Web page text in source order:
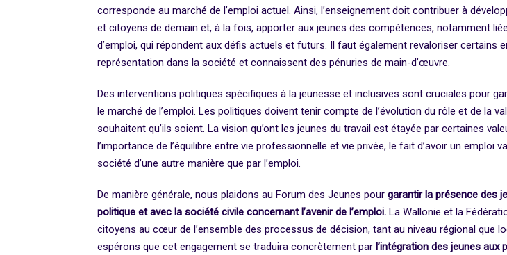
corresponde au marché de l’emploi actuel. Ainsi, l’enseignement doit contribuer à
et citoyens de demain et, à la fois, apporter aux jeunes des compétences, notamment
d’emploi, qui répondent aux défis actuels et futurs. Il faut également revaloriser certains
représentation dans la société et connaissent des pénuries de main-d’œuvre.
Des interventions politiques spécifiques à la jeunesse et inclusives sont cruciales pour
le marché de l’emploi. Les politiques doivent tenir compte de l’évolution du rôle et de la
souhaitent qu’ils soient. La vision qu’ont les jeunes du travail est étayée par certaines
l’importance de l’équilibre entre vie professionnelle et vie privée, le fait d’avoir un emploi
société d’une autre manière que par l’emploi.
De manière générale, nous plaidons au Forum des Jeunes pour garantir la présence des
politique et avec la société civile concernant l’avenir de l’emploi. La Wallonie et la
citoyens au cœur de l’ensemble des processus de décision, tant au niveau régional que
espérons que cet engagement se traduira concrètement par l’intégration des jeunes aux